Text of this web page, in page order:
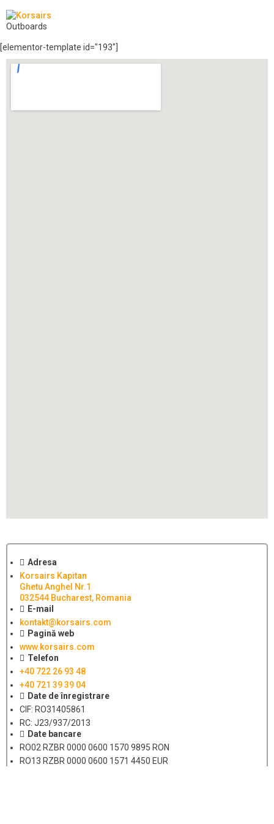
Outboards
[elementor-template id="193"]
Adresa
Korsairs Kapitan
Ghetu Anghel Nr.1
032544 Bucharest, Romania
E-mail
kontakt@korsairs.com
Pagină web
www.korsairs.com
Telefon
+40 722 26 93 48
+40 721 39 39 04
Date de înregistrare
CIF: RO31405861
RC: J23/937/2013
Date bancare
RO02 RZBR 0000 0600 1570 9895 RON
RO13 RZBR 0000 0600 1571 4450 EUR